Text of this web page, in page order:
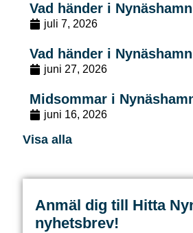
Vad händer i
juli 7, 2026
Vad händer i
juni 27, 2026
Midsommar i
juni 16, 2026
Visa alla
Anmäl dig till Hitta
nyhetsbrev!​